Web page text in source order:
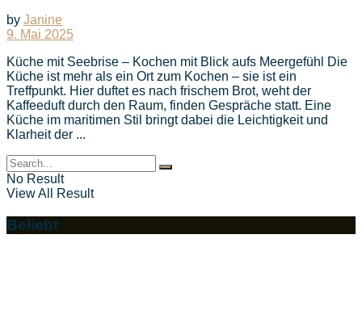
by Janine
9. Mai 2025
Küche mit Seebrise – Kochen mit Blick aufs Meergefühl Die
Küche ist mehr als ein Ort zum Kochen – sie ist ein
Treffpunkt. Hier duftet es nach frischem Brot, weht der
Kaffeeduft durch den Raum, finden Gespräche statt. Eine
Küche im maritimen Stil bringt dabei die Leichtigkeit und
Klarheit der ...
No Result
View All Result
Beliebt